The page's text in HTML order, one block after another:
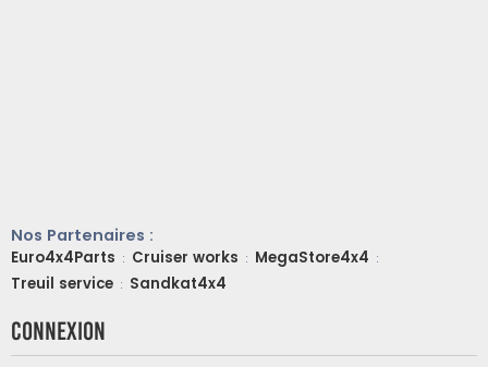
Nos Partenaires :
Euro4x4Parts : Cruiser works : MegaStore4x4 :
Treuil service : Sandkat4x4
Connexion